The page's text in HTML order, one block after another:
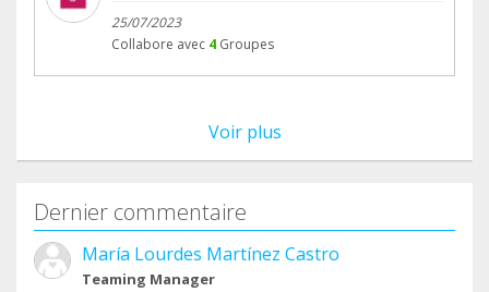
25/07/2023
Collabore avec 4 Groupes
Voir plus
Dernier commentaire
María Lourdes Martínez Castro
Teaming Manager